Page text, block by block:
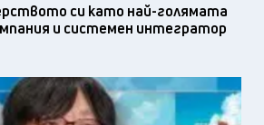
си като най-голямата
и системен интегратор